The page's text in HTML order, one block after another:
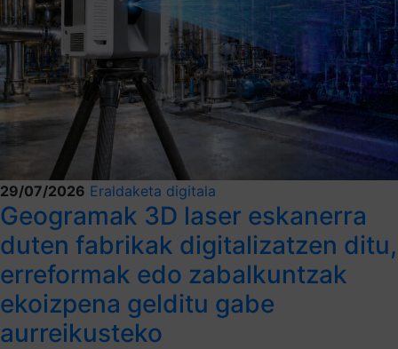
29/07/2026 Eraldaketa digitala
Geogramak 3D laser eskanerra
duten fabrikak digitalizatzen ditu,
erreformak edo zabalkuntzak
ekoizpena gelditu gabe
aurreikusteko